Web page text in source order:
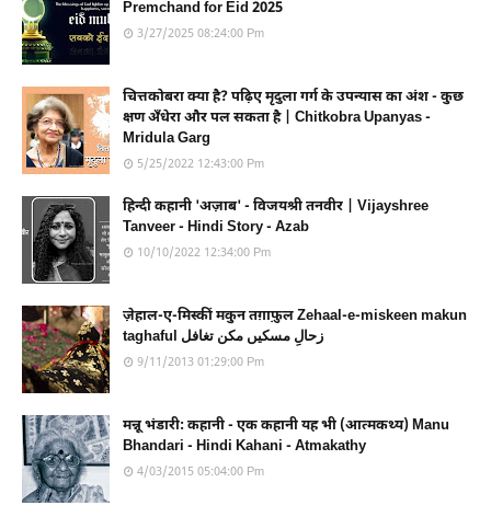
Premchand for Eid 2025
3/27/2025 08:24:00 Pm
चित्तकोबरा क्या है? पढ़िए मृदुला गर्ग के उपन्यास का अंश - कुछ
क्षण अँधेरा और पल सकता है | Chitkobra Upanyas -
Mridula Garg
5/25/2022 12:43:00 Pm
हिन्दी कहानी 'अज़ाब' - विजयश्री तनवीर | Vijayshree
Tanveer - Hindi Story - Azab
10/10/2022 12:34:00 Pm
ज़ेहाल-ए-मिस्कीं मकुन तग़ाफ़ुल Zehaal-e-miskeen makun
taghaful زحالِ مسکیں مکن تغافل
9/11/2013 01:29:00 Pm
मन्नू भंडारी: कहानी - एक कहानी यह भी (आत्मकथ्य) Manu
Bhandari - Hindi Kahani - Atmakathy
4/03/2015 05:04:00 Pm